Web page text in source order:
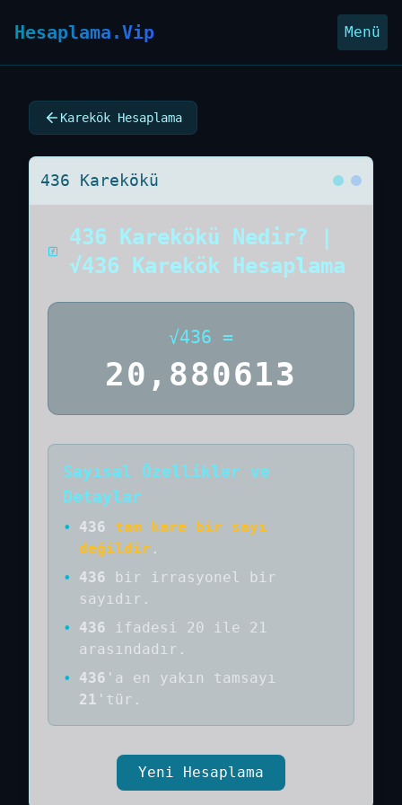
Hesaplama.Vip Menü
Karekök Hesaplama
436 Karekökü
436 Karekökü Nedir? |
√436 Karekök Hesaplama
√436 =
20,880613
Sayısal Özellikler ve
Detaylar
• 436
tam kare bir sayı
değildir .
•
436 bir
irrasyonel bir
sayıdır .
•
436
ifadesi 20 ile 21
arasındadır.
•
436 'a en yakın tamsayı
21 'tür.
Yeni Hesaplama